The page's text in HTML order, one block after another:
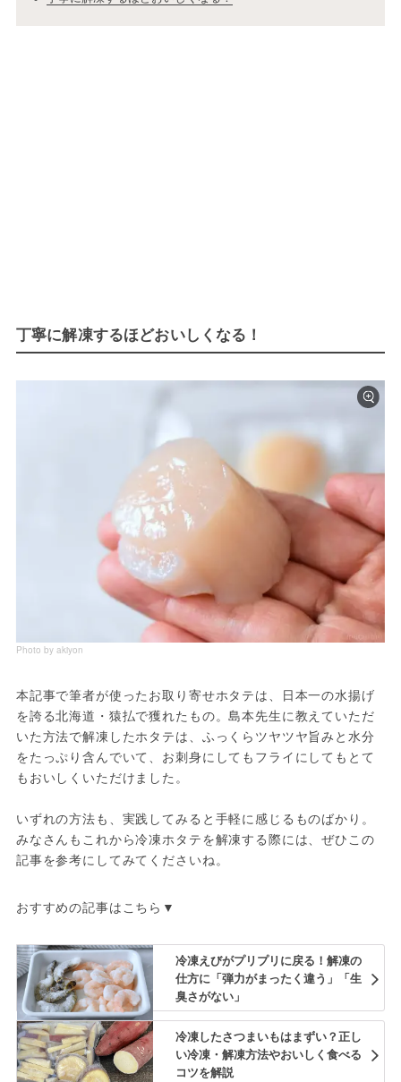
丁寧に解凍するほどおいしくなる！
Photo by akiyon
本記事で筆者が使ったお取り寄せホタテは、日本一の水揚げ
を誇る北海道・猿払で獲れたもの。島本先生に教えていただ
いた方法で解凍したホタテは、ふっくらツヤツヤ旨みと水分
をたっぷり含んでいて、お刺身にしてもフライにしてもとて
もおいしくいただけました。
いずれの方法も、実践してみると手軽に感じるものばかり。
みなさんもこれから冷凍ホタテを解凍する際には、ぜひこの
記事を参考にしてみてくださいね。
おすすめの記事はこちら▼
冷凍えびがプリプリに戻る！解凍の
仕方に「弾力がまったく違う」「生
臭さがない」
冷凍したさつまいもはまずい？正し
い冷凍・解凍方法やおいしく食べる
コツを解説